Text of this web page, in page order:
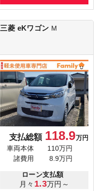
三菱 eKワゴン M
支払総額 118.9万円
車両本体
110万円
諸費用
8.9万円
ローン支払額
月々 1.3万円～